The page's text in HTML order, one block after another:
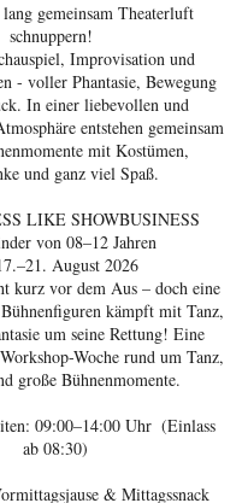
gemeinsam Theaterluft
schnuppern!
Improvisation und
- voller Phantasie, Bewegung
In einer liebevollen und
entstehen gemeinsam
mit Kostümen,
und ganz viel Spaß.
LIKE SHOWBUSINESS
von 08–12 Jahren
August 2026
kurz vor dem Aus – doch eine
kämpft mit Tanz,
um seine Rettung! Eine
Woche rund um Tanz,
große Bühnenmomente.
09:00–14:00 Uhr (Einlass
ab 08:30)
& Mittagssnack